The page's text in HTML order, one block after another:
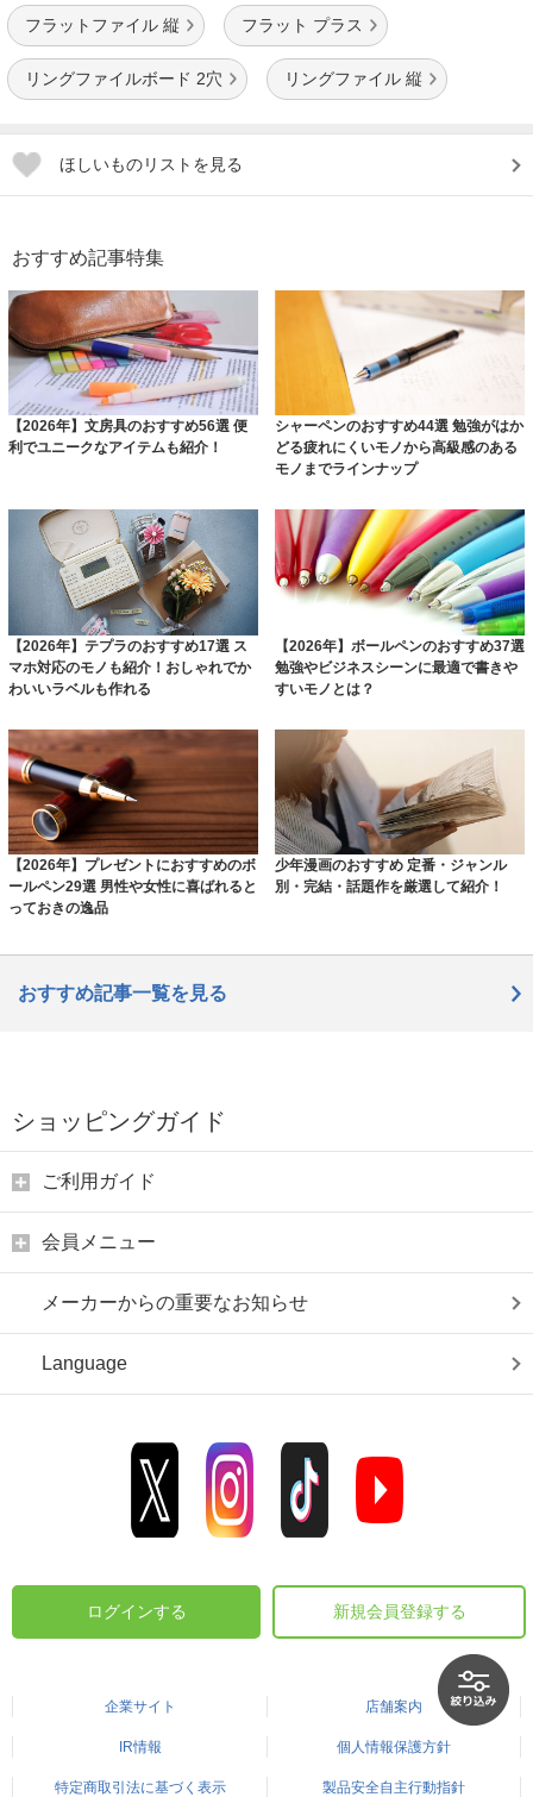
フラットファイル 縦 フラット プラス
リングファイルボード 2穴 リングファイル 縦
ほしいものリストを見る
おすすめ記事特集
【2026年】文房具のおすすめ56選 便
利でユニークなアイテムも紹介！
シャーペンのおすすめ44選 勉強がはか
どる疲れにくいモノから高級感のある
モノまでラインナップ
【2026年】テプラのおすすめ17選 ス
マホ対応のモノも紹介！おしゃれでか
わいいラベルも作れる
【2026年】ボールペンのおすすめ37選
勉強やビジネスシーンに最適で書きや
すいモノとは？
【2026年】プレゼントにおすすめのボ
ールペン29選 男性や女性に喜ばれると
っておきの逸品
少年漫画のおすすめ 定番・ジャンル
別・完結・話題作を厳選して紹介！
おすすめ記事一覧を見る
ショッピングガイド
ご利用ガイド
会員メニュー
メーカーからの重要なお知らせ
Language
ログインする 新規会員登録する
企業サイト 店舗案内
IR情報 個人情報保護方針
特定商取引法に基づく表示 製品安全自主行動指針